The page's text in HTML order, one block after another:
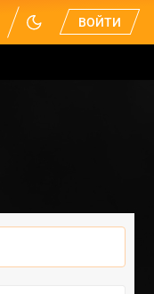
ВОЙТИ